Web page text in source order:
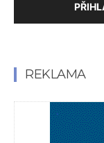
REKLAMA